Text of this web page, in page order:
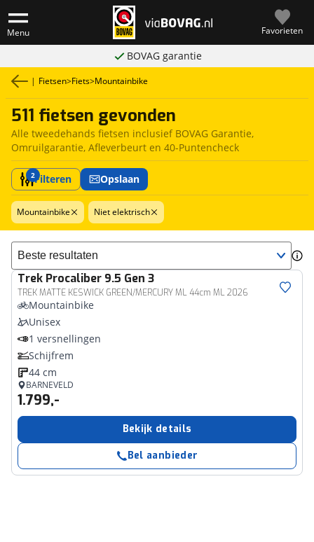
Menu Favorieten
BOVAG garantie
| Fietsen>Fiets>Mountainbike
511 fietsen gevonden
Alle tweedehands fietsen inclusief BOVAG Garantie,
Omruilgarantie, Afleverbeurt en 40-Puntencheck
2Filteren Opslaan
Mountainbike Niet elektrisch
Sorteer resultaten
Trek Procaliber 9.5 Gen 3
TREK MATTE KESWICK GREEN/MERCURY ML 44cm ML 2026
Mountainbike
Unisex
1 versnellingen
Schijfrem
44 cm
BARNEVELD
1.799,-
Bekijk details
Bel aanbieder